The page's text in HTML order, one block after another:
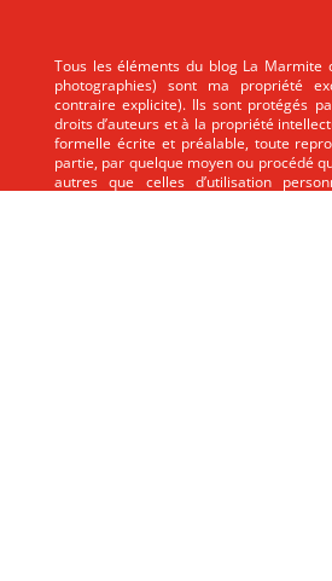
Tous les éléments du blog La Marmite
photographies) sont ma propriété
contraire explicite). Ils sont protégés
droits d’auteurs et à la propriété
formelle écrite et préalable, toute
partie, par quelque moyen ou procédé
autres que celles d’utilisation